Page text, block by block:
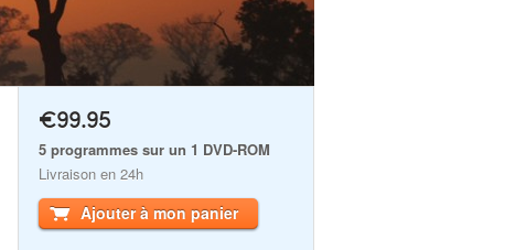
€99.95
5 programmes sur un 1 DVD-ROM
Livraison en 24h
Ajouter à mon panier